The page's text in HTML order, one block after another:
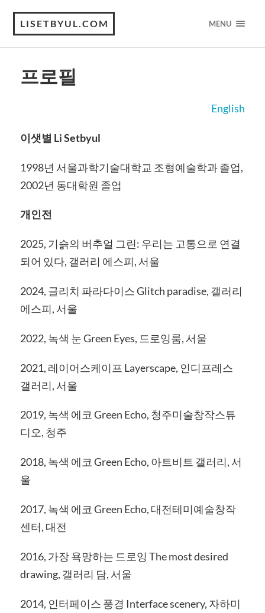
LISETBYUL.COM MENU
프로필
English
이샛별 Li Setbyul
1998년 서울과학기술대학교 조형예술학과 졸업,
2002년 동대학원 졸업
개인전
2025, 기슭의 버추얼 그린: 우리는 고통으로 연결
되어 있다, 갤러리 에스피, 서울
2024, 글리치 파라다이스 Glitch paradise, 갤러리
에스피, 서울
2022, 녹색 눈 Green Eyes, 드로잉룸, 서울
2021, 레이어스케이프 Layerscape, 인디프레스
갤러리, 서울
2019, 녹색 에코 Green Echo, 청주미술창작스튜
디오, 청주
2018, 녹색 에코 Green Echo, 아트비트 갤러리, 서
울
2017, 녹색 에코 Green Echo, 대전테미예술창작
센터, 대전
2016, 가장 욕망하는 드로잉 The most desired
drawing, 갤러리 담, 서울
2014, 인터페이스 풍경 Interface scenery, 자하미